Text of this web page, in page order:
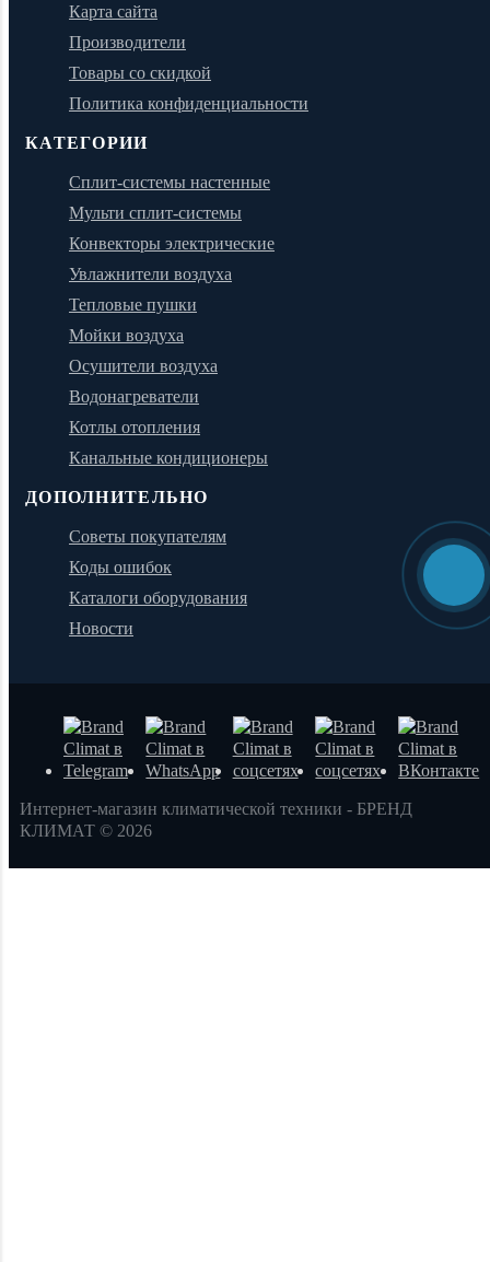
Карта сайта
Производители
Товары со скидкой
Политика конфиденциальности
КАТЕГОРИИ
Сплит-системы настенные
Мульти сплит-системы
Конвекторы электрические
Увлажнители воздуха
Тепловые пушки
Мойки воздуха
Осушители воздуха
Водонагреватели
Котлы отопления
Канальные кондиционеры
ДОПОЛНИТЕЛЬНО
Советы покупателям
Коды ошибок
Каталоги оборудования
Новости
Интернет-магазин климатической техники - БРЕНД
КЛИМАТ © 2026